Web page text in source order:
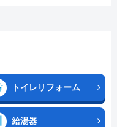
トイレリフォーム
給湯器